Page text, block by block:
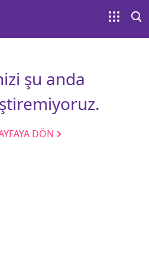
şu anda
DÖN